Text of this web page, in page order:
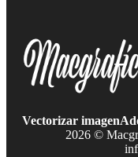
Vectorizar imagen
2026 ©